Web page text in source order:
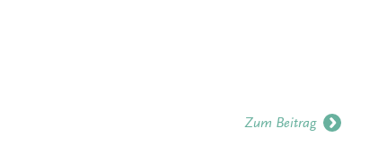
Zum Beitrag